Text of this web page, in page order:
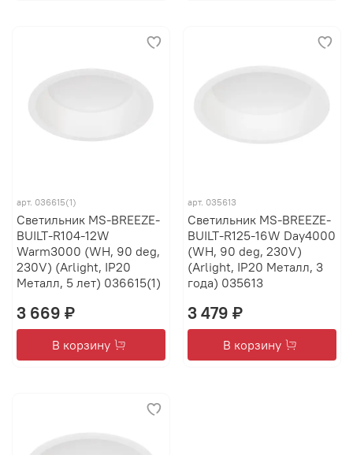
арт. 036615(1)
Светильник MS-BREEZE-
BUILT-R104-12W
Warm3000 (WH, 90 deg,
230V) (Arlight, IP20
Металл, 5 лет) 036615(1)
3 669 ₽
В корзину
арт. 035613
Светильник MS-BREEZE-
BUILT-R125-16W Day4000
(WH, 90 deg, 230V)
(Arlight, IP20 Металл, 3
года) 035613
3 479 ₽
В корзину